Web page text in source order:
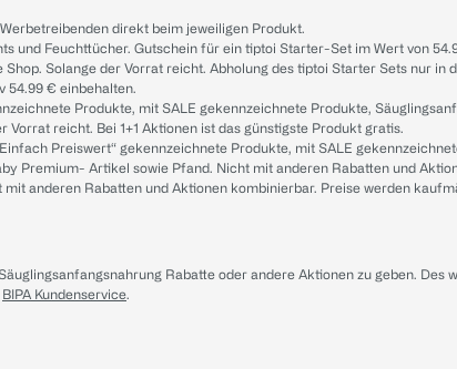
direkt beim jeweiligen Produkt.
und Feuchttücher. Gutschein für ein tiptoi Starter-Set im Wert von
Solange der Vorrat reicht. Abholung des tiptoi Starter Sets nur
54.99 € einbehalten.
Produkte, mit SALE gekennzeichnete Produkte,
reicht. Bei 1+1 Aktionen ist das günstigste Produkt gratis.
Preiswert“ gekennzeichnete Produkte, mit SALE
Premium- Artikel sowie Pfand. Nicht mit anderen Rabatten und
anderen Rabatten und Aktionen kombinierbar. Preise werden
Rabatte oder andere Aktionen zu geben.
BIPA Kundenservice.